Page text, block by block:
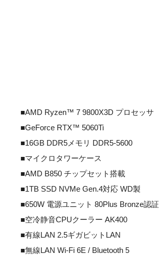
■AMD Ryzen™ 7 9800X3D プロセッサ
■GeForce RTX™ 5060Ti
■16GB DDR5メモリ DDR5-5600
■マイクロタワーケース
■AMD B850 チップセット搭載
■1TB SSD NVMe Gen.4対応 WD製
■650W 電源ユニット 80Plus Bronze認証
■空冷静音CPUクーラー AK400
■有線LAN 2.5ギガビットLAN
■無線LAN Wi-Fi 6E / Bluetooth 5